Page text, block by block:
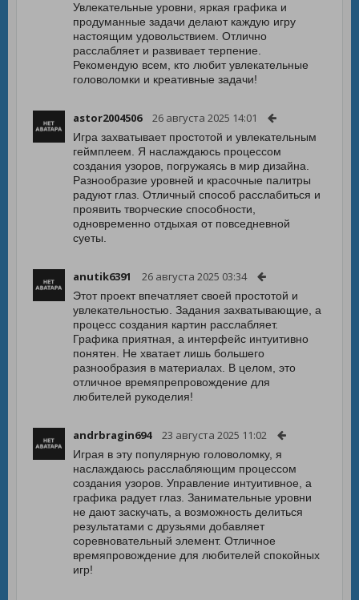
Увлекательные уровни, яркая графика и
продуманные задачи делают каждую игру
настоящим удовольствием. Отлично
расслабляет и развивает терпение.
Рекомендую всем, кто любит увлекательные
головоломки и креативные задачи!
astor2004506 26 августа 2025 14:01
Игра захватывает простотой и увлекательным
геймплеем. Я наслаждаюсь процессом
создания узоров, погружаясь в мир дизайна.
Разнообразие уровней и красочные палитры
радуют глаз. Отличный способ расслабиться и
проявить творческие способности,
одновременно отдыхая от повседневной
суеты.
anutik6391 26 августа 2025 03:34
Этот проект впечатляет своей простотой и
увлекательностью. Задания захватывающие, а
процесс создания картин расслабляет.
Графика приятная, а интерфейс интуитивно
понятен. Не хватает лишь большего
разнообразия в материалах. В целом, это
отличное времяпрепровождение для
любителей рукоделия!
andrbragin694 23 августа 2025 11:02
Играя в эту популярную головоломку, я
наслаждаюсь расслабляющим процессом
создания узоров. Управление интуитивное, а
графика радует глаз. Занимательные уровни
не дают заскучать, а возможность делиться
результатами с друзьями добавляет
соревновательный элемент. Отличное
времяпровождение для любителей спокойных
игр!